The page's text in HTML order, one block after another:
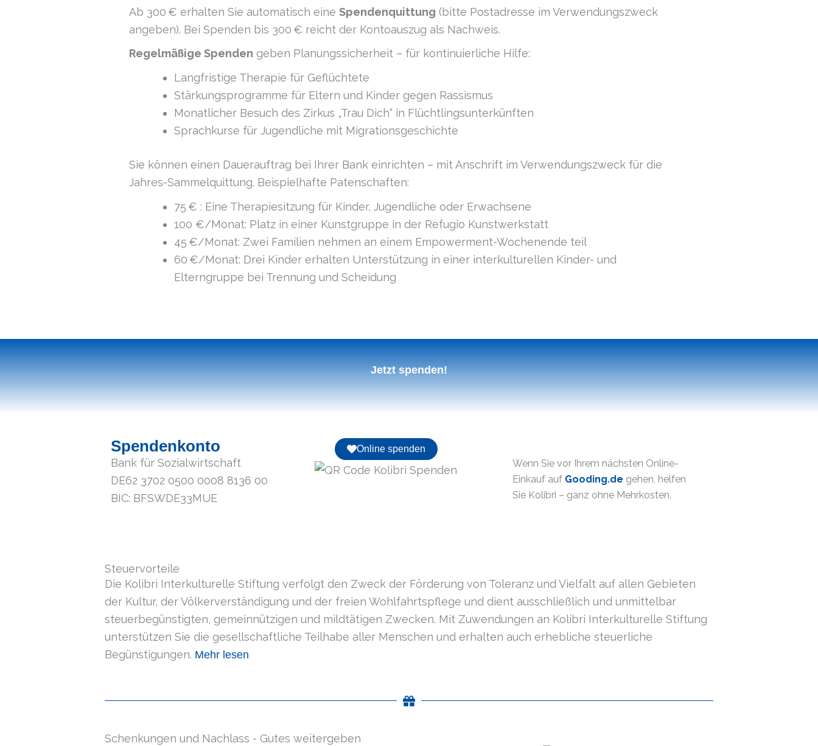
Ab 300 € erhalten Sie automatisch eine Spendenquittung (bitte Postadresse im Verwendungszweck
angeben). Bei Spenden bis 300 € reicht der Kontoauszug als Nachweis.
Regelmäßige Spenden geben Planungssicherheit – für kontinuierliche Hilfe:
Langfristige Therapie für Geflüchtete
Stärkungsprogramme für Eltern und Kinder gegen Rassismus
Monatlicher Besuch des Zirkus „Trau Dich“ in Flüchtlingsunterkünften
Sprachkurse für Jugendliche mit Migrationsgeschichte
Sie können einen Dauerauftrag bei Ihrer Bank einrichten – mit Anschrift im Verwendungszweck für die
Jahres-Sammelquittung. Beispielhafte Patenschaften:
75 € : Eine Therapiesitzung für Kinder, Jugendliche oder Erwachsene
100 €/Monat: Platz in einer Kunstgruppe in der Refugio Kunstwerkstatt
45 €/Monat: Zwei Familien nehmen an einem Empowerment-Wochenende teil
60 €/Monat: Drei Kinder erhalten Unterstützung in einer interkulturellen Kinder- und
Elterngruppe bei Trennung und Scheidung
Jetzt spenden!
Spendenkonto
Bank für Sozialwirtschaft
DE62 3702 0500 0008 8136 00
BIC: BFSWDE33MUE
Online spenden
Wenn Sie vor Ihrem nächsten Online-
Einkauf auf Gooding.de gehen, helfen
Sie Kolibri – ganz ohne Mehrkosten.
Steuervorteile
Die Kolibri Interkulturelle Stiftung verfolgt den Zweck der Förderung von Toleranz und Vielfalt auf allen Gebieten
der Kultur, der Völkerverständigung und der freien Wohlfahrtspflege und dient ausschließlich und unmittelbar
steuerbegünstigten, gemeinnützigen und mildtätigen Zwecken. Mit Zuwendungen an Kolibri Interkulturelle Stiftung
unterstützen Sie die gesellschaftliche Teilhabe aller Menschen und erhalten auch erhebliche steuerliche
Begünstigungen. Mehr lesen
Schenkungen und Nachlass - Gutes weitergeben